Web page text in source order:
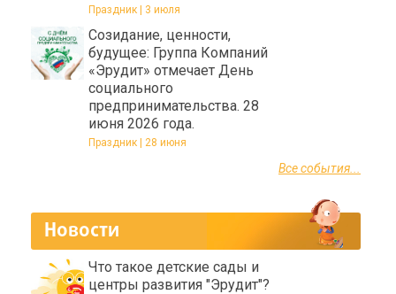
Праздник | 3 июля
Созидание, ценности,
будущее: Группа Компаний
«Эрудит» отмечает День
социального
предпринимательства. 28
июня 2026 года.
Праздник | 28 июня
Все события...
Новости
Что такое детские сады и
центры развития "Эрудит"?